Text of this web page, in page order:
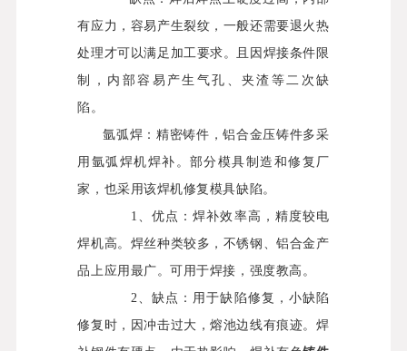
有应力，容易产生裂纹，一般还需要退火热
处理才可以满足加工要求。且因焊接条件限
制，内部容易产生气孔、夹渣等二次缺
陷。
氩弧焊：精密铸件，铝合金压铸件多采
用氩弧焊机焊补。部分模具制造和修复厂
家，也采用该焊机修复模具缺陷。
1 、优点：焊补效率高，精度较电
焊机高。焊丝种类较多，不锈钢、铝合金产
品上应用最广。可用于焊接，强度教高。
2、缺点：用于缺陷修复，小缺陷
修复时，因冲击过大，熔池边线有痕迹。焊